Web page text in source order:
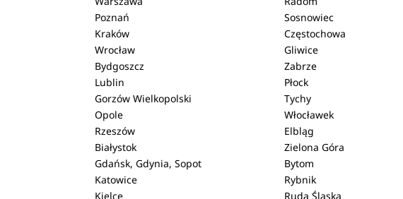
Poznań
Kraków
Wrocław
Bydgoszcz
Lublin
Gorzów Wielkopolski
Opole
Rzeszów
Białystok
Gdańsk, Gdynia, Sopot
Katowice
Kielce
Sosnowiec
Częstochowa
Gliwice
Zabrze
Płock
Tychy
Włocławek
Elbląg
Zielona Góra
Bytom
Rybnik
Ruda Śląska